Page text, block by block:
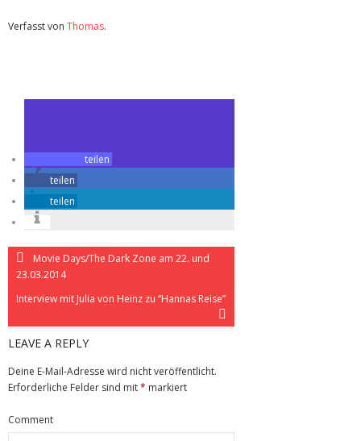
Verfasst von Thomas.
teilen
teilen
teilen
Movie Days/The Dark Zone am 22. und
23.03.2014
Interview mit Julia von Heinz zu “Hannas Reise”
LEAVE A REPLY
Deine E-Mail-Adresse wird nicht veröffentlicht.
Erforderliche Felder sind mit* markiert
Comment